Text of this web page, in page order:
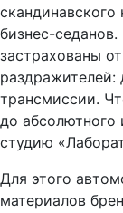
бизнес-
застрахованы
трансмиссии.
до абсолютного
студию
Для этого
материалов